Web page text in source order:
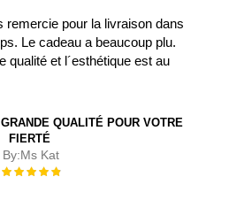
remercie pour la livraison dans
Le cadeau a beaucoup plu.
qualité et l´esthétique est au
QUALITÉ POUR VOTRE
FIERTÉ
By:Ms Kat
Évaluation :